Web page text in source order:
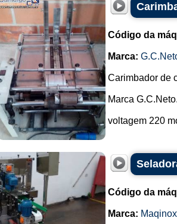
Código da
Marca:
Carimbador de
Marca
voltagem 220
Código da
Marca: Maqinox